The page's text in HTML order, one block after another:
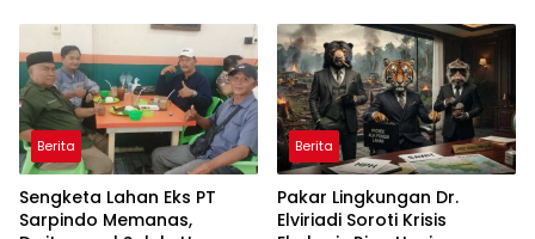
Berita
Sengketa Lahan Eks PT
Sarpindo Memanas,
Berita
Pakar Lingkungan Dr.
Elviriadi Soroti Krisis